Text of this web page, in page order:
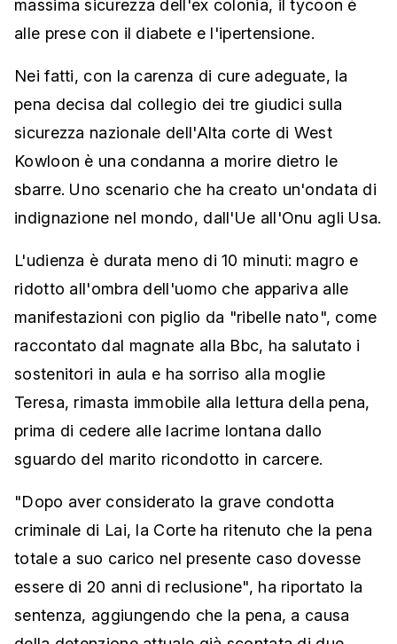
massima sicurezza dell'ex colonia, il tycoon è
alle prese con il diabete e l'ipertensione.
Nei fatti, con la carenza di cure adeguate, la
pena decisa dal collegio dei tre giudici sulla
sicurezza nazionale dell'Alta corte di West
Kowloon è una condanna a morire dietro le
sbarre. Uno scenario che ha creato un'ondata di
indignazione nel mondo, dall'Ue all'Onu agli Usa.
L'udienza è durata meno di 10 minuti: magro e
ridotto all'ombra dell'uomo che appariva alle
manifestazioni con piglio da "ribelle nato", come
raccontato dal magnate alla Bbc, ha salutato i
sostenitori in aula e ha sorriso alla moglie
Teresa, rimasta immobile alla lettura della pena,
prima di cedere alle lacrime lontana dallo
sguardo del marito ricondotto in carcere.
"Dopo aver considerato la grave condotta
criminale di Lai, la Corte ha ritenuto che la pena
totale a suo carico nel presente caso dovesse
essere di 20 anni di reclusione", ha riportato la
sentenza, aggiungendo che la pena, a causa